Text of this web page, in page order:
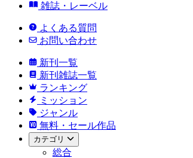
雑誌・レーベル
よくある質問
お問い合わせ
新刊一覧
新刊雑誌一覧
ランキング
ミッション
ジャンル
無料・セール作品
カテゴリ
総合